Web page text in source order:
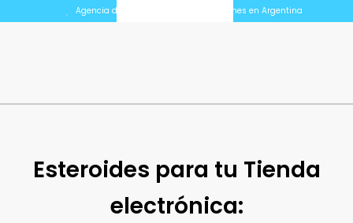
Agencia de Marketing Digital para Pymes en Argentina
Esteroides para tu Tienda
electrónica: